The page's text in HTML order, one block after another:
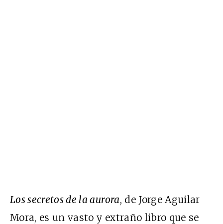
Los secretos de la aurora, de Jorge Aguilar
Mora, es un vasto y extraño libro que se